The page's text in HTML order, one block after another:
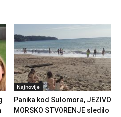
Najnovije
Panika kod Sutomora, JEZIVO
MORSKO STVORENJE sledilo